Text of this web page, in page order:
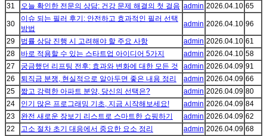
31 오늘 확인한 전문의 상담: 건강 문제 해결의 첫 걸음 admin 2026.04.10 65
30
이슈 되는 필러 후기: 안전하고 효과적인 필러 선택
방법
admin 2026.04.10 96
29 법률 상담 진행 시 고려해야 할 주요 사항 admin 2026.04.10 61
28
바로 적용할 수 있는 스타트업 아이디어 5가지 admin 2026.04.10 58
27
궁금했던 리프팅 전후: 효과와 변화에 대한 모든 것 admin 2026.04.09 91
26
퇴직금 분쟁, 현실적으로 알아두면 좋은 내용 정리 admin 2026.04.09 66
25
짧고 강력한 아파트 분양, 당신의 선택은? admin 2026.04.09 80
24
인기 많은 프로그래밍 기초, 지금 시작해보세요! admin 2026.04.09 84
23
완전 새로운 장보기 리스트로 스마트한 쇼핑하기 admin 2026.04.09 62
22
고소 절차 초기 대응에서 중요한 요소 정리 admin 2026.04.09 68